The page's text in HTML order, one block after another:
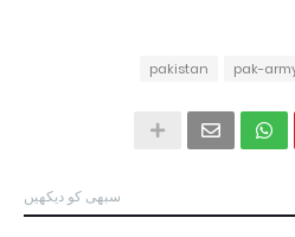
pak-
pakistan
سبھی کو دیکھیں